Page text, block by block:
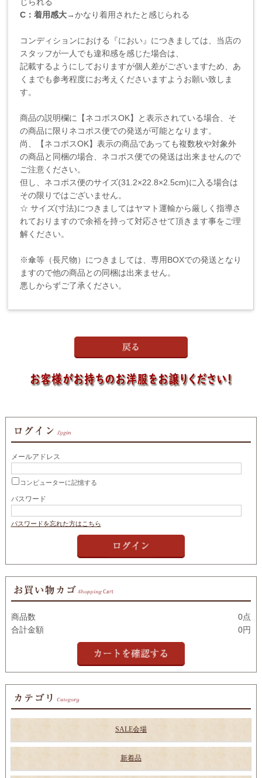
C：着用感大→かなり着用されたと感じられる
コンディションにおける『におい』につきましては、当店の
スタッフが一人でも違和感を感じた場合は、
記載するようにしておりますが個人差がございますため、あ
くまでも参考程度にお考えくださいますようお願い致しま
す。
商品の説明欄に【ネコポスOK】と表示されている場合、そ
の商品に限りネコポス便での発送が可能となります。
尚、【ネコポスOK】表示の商品であっても複数枚や対象外
の商品と同梱の場合、ネコポス便での発送は出来ませんので
ご注意ください。
但し、ネコポス便のサイズ(31.2×22.8×2.5cm)に入る場合は
その限りではございません。
☆ サイズ(寸法)につきましてはヤマト運輸から厳しく指導さ
れておりますので余裕を持って対応させて頂きます事をご理
解ください。
※傘等（長尺物）につきましては、専用BOXでの発送となり
ますので他の商品との同梱は出来ません。
悪しからずご了承ください。
メールアドレス
コンピューターに記憶する
パスワード
パスワードを忘れた方はこちら
商品数
0点
合計金額
0円
SALE会場
新着品